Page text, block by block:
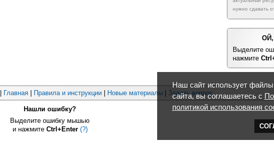
нужно сдавать
Выделите
нажмите
Главная| Правила и инструкции| Новые материалы| Задать вопрос
Нашли ошибку?
Выделите ошибку мышью
и нажмите Ctrl+Enter (?)
Наш сайт использует
сайта, вы соглашаетесь с
политикой использования